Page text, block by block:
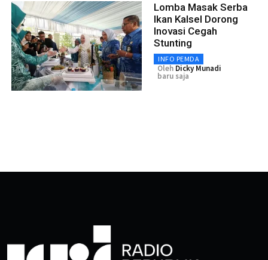
Lomba Masak Serba
Ikan Kalsel Dorong
Inovasi Cegah
Stunting
INFO PEMDA
Oleh Dicky Munadi
baru saja